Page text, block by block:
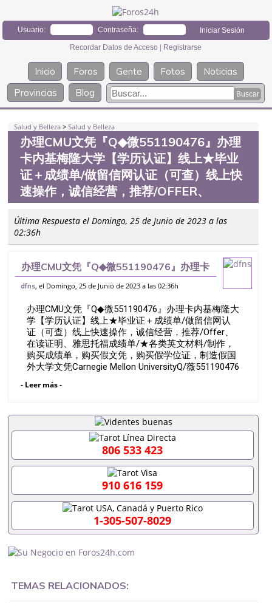
Usuario: Contraseña:
Recordar Datos de Acceso Registrarse
Inicio Foros Gente Fotos
Noticias
Provincias
Blog
Salud y Belleza >Salud y Belleza
办理CMU文凭『Q◆微551190476』办理
卡内基梅隆大学【学历认证】线上★毕业
证＋成绩单/做留信网认证（可查）线上快
速操作，诚信经营，推荐/OFFER、
Última Respuesta el Domingo, 25 de Junio de 2023 a las
02:36h
办理CMU文凭『Q◆微551190476』办理卡
内基梅隆大学【学历认证】线上★毕业证＋
作，诚信经营，推荐/Offer、
dfns, el Domingo, 25 de Junio de 2023 a las 02:36h
办理CMU文凭『Q◆微551190476』办理卡内基梅隆大
学【学历认证】线上★毕业证＋成绩单/做留信网认
证（可查）线上快速操作，诚信经营，推荐/Offer、
在读证明、雅思托福成绩单/★各类英文材料/制作，
购买成绩单，购买假文凭，购买假学位证，制造假国
外大学文凭Carnegie Mellon UniversityQ/薇551190476
证办理大使馆认证办理留学归国证明办理留信网认证
书办理学位证书办理美国文凭办理澳洲文凭办理英国
文凭办理加拿大文凭办理德国文凭 一、快速办理材
料： 1、毕业证+成绩单+留学回国人员证明+教育部
认证,录取通知书，雅思。（全套留学回国必备证明材
料，给父母及亲朋好友一份完美交代）； 2、雅思、
托福，OFFER，在读证明，学生卡等留学相关材料
（申请学校、转学，甚至是申请工签都可以用到）。
注：上述材料，随时都可以安排办理，毕业证成绩
单，学校，专业，学位，毕业时间都可以根据客户要
求安排。 国内找工作假的毕业证可以用吗551190476
假的毕业证成绩单可以办学历认证吗551190476要定
企假的毕业证会查吗551190476入职国企/事业单位需
常毕业怎么办理毕业证,没毕业可以办学历认证吗,您
- Leer más -
806 533 423
910 616 159
1-305-507-8029
TEMAS RELACIONADOS: